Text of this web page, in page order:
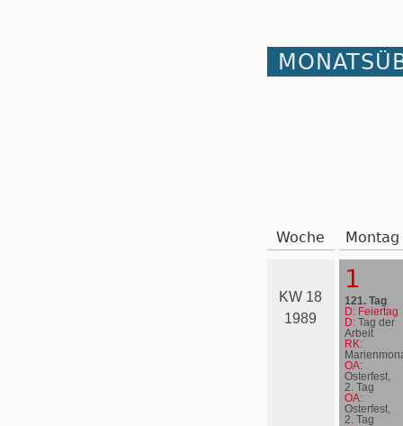
Woche Montag
KW 18
1989
1
121. Tag
D: Feiertag
D: Tag der
Arbeit
RK:
OA:
Osterfest,
2. Tag
OA:
Osterfest,
2. Tag